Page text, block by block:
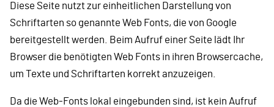
Diese Seite nutzt zur einheitlichen Darstellung von
Schriftarten so genannte Web Fonts, die von Google
bereitgestellt werden. Beim Aufruf einer Seite lädt Ihr
Browser die benötigten Web Fonts in ihren Browsercache,
um Texte und Schriftarten korrekt anzuzeigen.
Da die Web-Fonts lokal eingebunden sind, ist kein Aufruf